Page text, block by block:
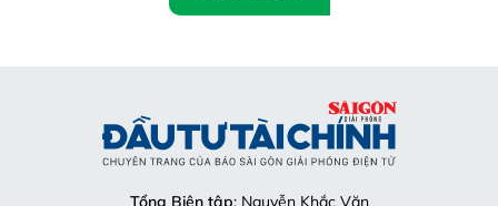
Tổng Biên tập: Nguyễn Khắc Văn